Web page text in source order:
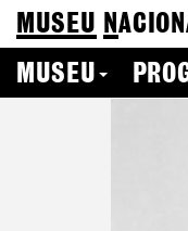
MUSEU N
MUSEU